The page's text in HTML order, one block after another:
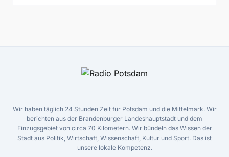
Wir haben täglich 24 Stunden Zeit für Potsdam und die Mittelmark. Wir
berichten aus der Brandenburger Landeshauptstadt und dem
Einzugsgebiet von circa 70 Kilometern. Wir bündeln das Wissen der
Stadt aus Politik, Wirtschaft, Wissenschaft, Kultur und Sport. Das ist
unsere lokale Kompetenz.